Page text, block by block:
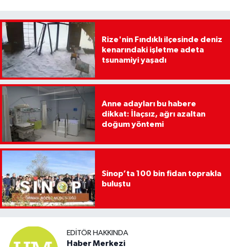
Rize'nin Fındıklı ilçesinde deniz
kenarındaki işletme adeta
tsunamiyi yaşadı
Anne adayları bu habere
dikkat: İlaçsız, ağrı azaltan
doğum yöntemi
Sinop’ta 100 bin fidan toprakla
buluştu
EDITÖR HAKKINDA
Haber Merkezi